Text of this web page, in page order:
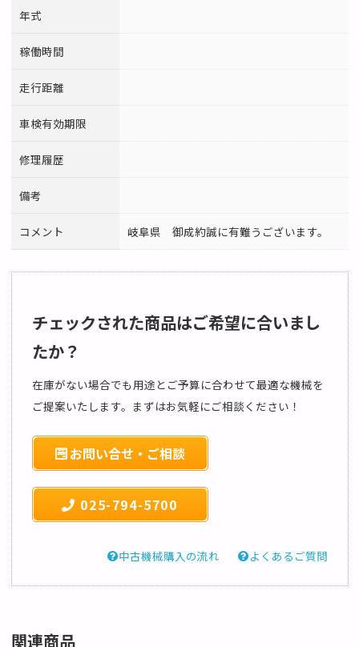
年式
稼働時間
走行距離
車検有効期限
修理履歴
備考
コメント 岐阜県 御成約誠に有難うございます。
チェックされた商品はご希望に合いまし
たか？
在庫がない場合でも用途とご予算に合わせて最適な機械を
ご提案いたします。まずはお気軽にご相談ください！
お問い合せ・ご相談
025-794-5700
中古機械購入の流れ よくあるご質問
関連商品